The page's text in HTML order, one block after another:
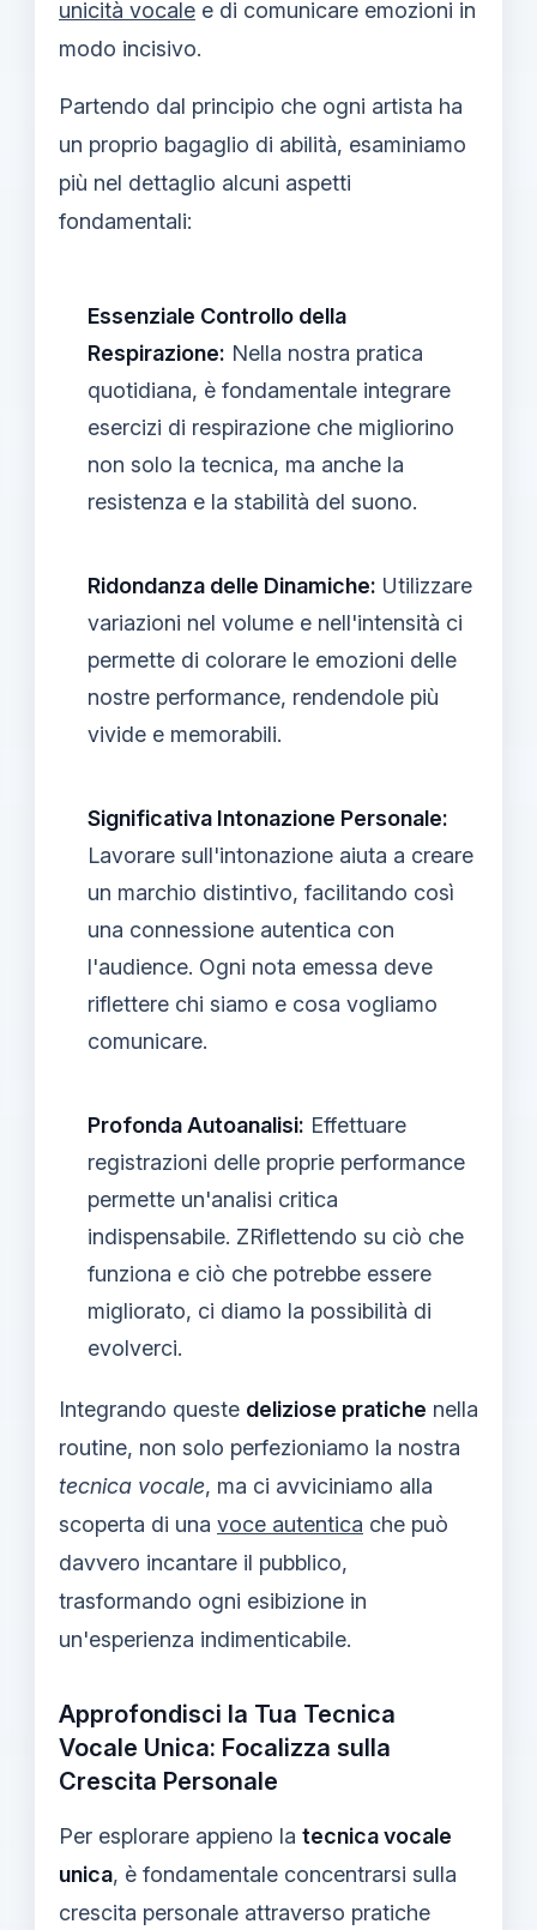
unicità vocale e di comunicare emozioni in
modo incisivo.
Partendo dal principio che ogni artista ha
un proprio bagaglio di abilità, esaminiamo
più nel dettaglio alcuni aspetti
fondamentali:
Essenziale Controllo della
Respirazione: Nella nostra pratica
quotidiana, è fondamentale integrare
esercizi di respirazione che migliorino
non solo la tecnica, ma anche la
resistenza e la stabilità del suono.
Ridondanza delle Dinamiche: Utilizzare
variazioni nel volume e nell'intensità ci
permette di colorare le emozioni delle
nostre performance, rendendole più
vivide e memorabili.
Significativa Intonazione Personale:
Lavorare sull'intonazione aiuta a creare
un marchio distintivo, facilitando così
una connessione autentica con
l'audience. Ogni nota emessa deve
riflettere chi siamo e cosa vogliamo
comunicare.
Profonda Autoanalisi: Effettuare
registrazioni delle proprie performance
permette un'analisi critica
indispensabile. ZRiflettendo su ciò che
funziona e ciò che potrebbe essere
migliorato, ci diamo la possibilità di
evolverci.
Integrando queste deliziose pratiche nella
routine, non solo perfezioniamo la nostra
tecnica vocale, ma ci avviciniamo alla
scoperta di una voce autentica che può
davvero incantare il pubblico,
trasformando ogni esibizione in
un'esperienza indimenticabile.
Approfondisci la Tua Tecnica
Vocale Unica: Focalizza sulla
Crescita Personale
Per esplorare appieno la tecnica vocale
unica, è fondamentale concentrarsi sulla
crescita personale attraverso pratiche